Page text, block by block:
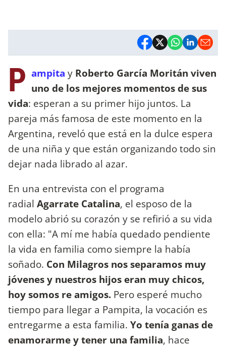
P ampita y Roberto García Moritán viven
uno de los mejores momentos de sus
vida: esperan a su primer hijo juntos. La
pareja más famosa de este momento en la
Argentina, reveló que está en la dulce espera
de una niña y que están organizando todo sin
dejar nada librado al azar.
En una entrevista con el programa
radial Agarrate Catalina, el esposo de la
modelo abrió su corazón y se refirió a su vida
con ella: "A mí me había quedado pendiente
la vida en familia como siempre la había
soñado. Con Milagros nos separamos muy
jóvenes y nuestros hijos eran muy chicos,
hoy somos re amigos. Pero esperé mucho
tiempo para llegar a Pampita, la vocación es
entregarme a esta familia. Yo tenía ganas de
enamorarme y tener una familia, hace